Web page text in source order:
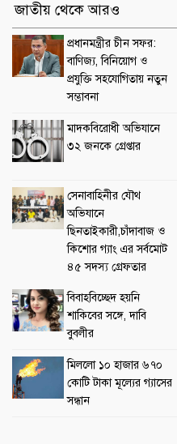
জাতীয় থেকে আরও
প্রধানমন্ত্রীর চীন সফর:
বাণিজ্য, বিনিয়োগ ও
প্রযুক্তি সহযোগিতায় নতুন
সম্ভাবনা
মাদকবিরোধী অভিযানে
৩২ জনকে গ্রেপ্তার
সেনাবাহিনীর যৌথ
অভিযানে
ছিনতাইকারী,চাঁদাবাজ ও
কিশোর গ্যাং এর সর্বমোট
৪৫ সদস্য গ্রেফতার
বিবাহবিচ্ছেদ হয়নি
শাকিবের সঙ্গে, দাবি
বুবলীর
মিললো ১০ হাজার ৬৭০
কোটি টাকা মূল্যের গ্যাসের
সন্ধান